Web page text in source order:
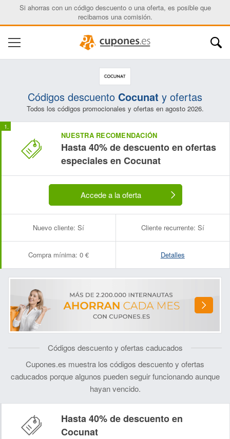
Si ahorras con un código descuento o una oferta, es posible que
recibamos una comisión.
Códigos descuento Cocunat y ofertas
Todos los códigos promocionales y ofertas en agosto 2026.
NUESTRA RECOMENDACIÓN
Hasta 40% de descuento en ofertas
especiales en Cocunat
Accede a la oferta
Nuevo cliente: Sí Cliente recurrente: Sí
Compra mínima: 0 € Detalles
Códigos descuento y ofertas caducados
Cupones.es muestra los códigos descuento y ofertas
caducados porque algunos pueden seguir funcionando aunque
hayan vencido.
Hasta 40% de descuento en
Cocunat